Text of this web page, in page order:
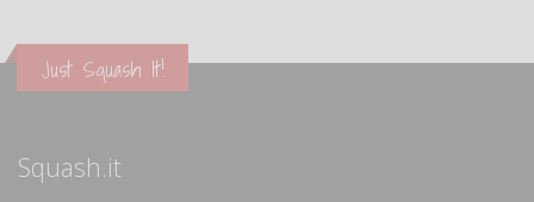
Just Squash It!
Squash.it